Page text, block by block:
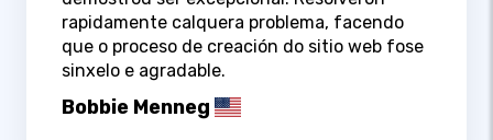
rapidamente calquera problema, facendo
que o proceso de creación do sitio web fose
sinxelo e agradable.
Bobbie Menneg